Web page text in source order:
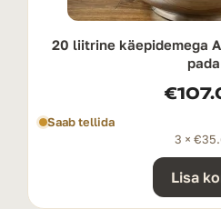
20 liitrine käepidemega
pada
€
Saab tellida
3 × €
Lisa